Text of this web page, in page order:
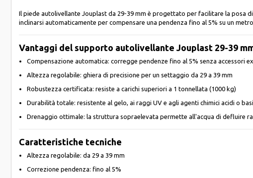
Il piede autolivellante Jouplast da 29-39 mm è progettato per facilitare la posa
inclinarsi automaticamente per compensare una pendenza fino al 5% su un
Vantaggi del supporto autolivellante Jouplast 29-39
Compensazione automatica: corregge pendenze fino al 5% senza accessori
Altezza regolabile: ghiera di precisione per un settaggio da 29 a 39 mm
Robustezza certificata: resiste a carichi superiori a 1 tonnellata (1000 kg)
Durabilità totale: resistente al gelo, ai raggi UV e agli agenti chimici acidi o
Drenaggio ottimale: la struttura sopraelevata permette all'acqua di defluire
Caratteristiche tecniche
Altezza regolabile: da 29 a 39 mm
Correzione pendenza: fino al 5%